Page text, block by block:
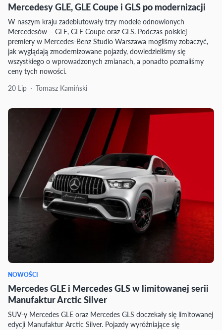
Mercedesy GLE, GLE Coupe i GLS po modernizacji
W naszym kraju zadebiutowały trzy modele odnowionych
Mercedesów – GLE, GLE Coupe oraz GLS. Podczas polskiej
premiery w Mercedes-Benz Studio Warszawa mogliśmy zobaczyć,
jak wyglądają zmodernizowane pojazdy, dowiedzieliśmy się
wszystkiego o wprowadzonych zmianach, a ponadto poznaliśmy
ceny tych nowości.
20 Lip
Tomasz Kamiński
NOWOŚCI
Mercedes GLE i Mercedes GLS w limitowanej serii
Manufaktur Arctic Silver
SUV-y Mercedes GLE oraz Mercedes GLS doczekały się limitowanej
edycji Manufaktur Arctic Silver. Pojazdy wyróżniające się